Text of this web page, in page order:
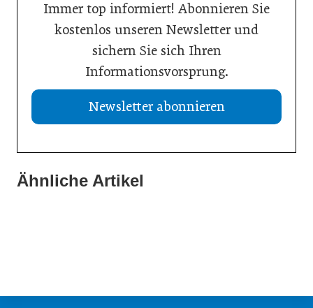
Immer top informiert! Abonnieren Sie
kostenlos unseren Newsletter und
sichern Sie sich Ihren
Informationsvorsprung.
Newsletter abonnieren
Ähnliche Artikel
11. Februar 2026
24. April 2025